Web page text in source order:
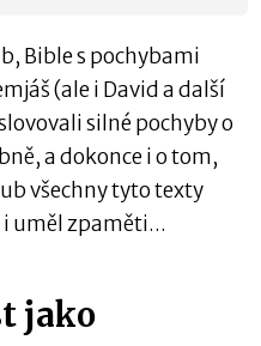
Bible s pochybami
(ale i David a další
silné pochyby o
a dokonce i o tom,
všechny tyto texty
uměl zpaměti...
jako